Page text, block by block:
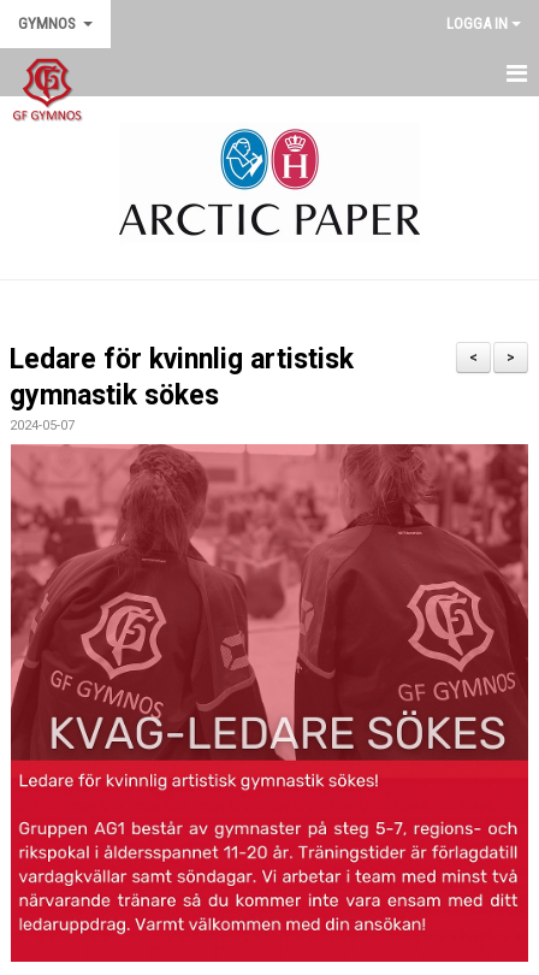
GYMNOS LOGGA IN
GYMNOS
>
<
Ledare för kvinnlig artistisk
gymnastik sökes
2024-05-07